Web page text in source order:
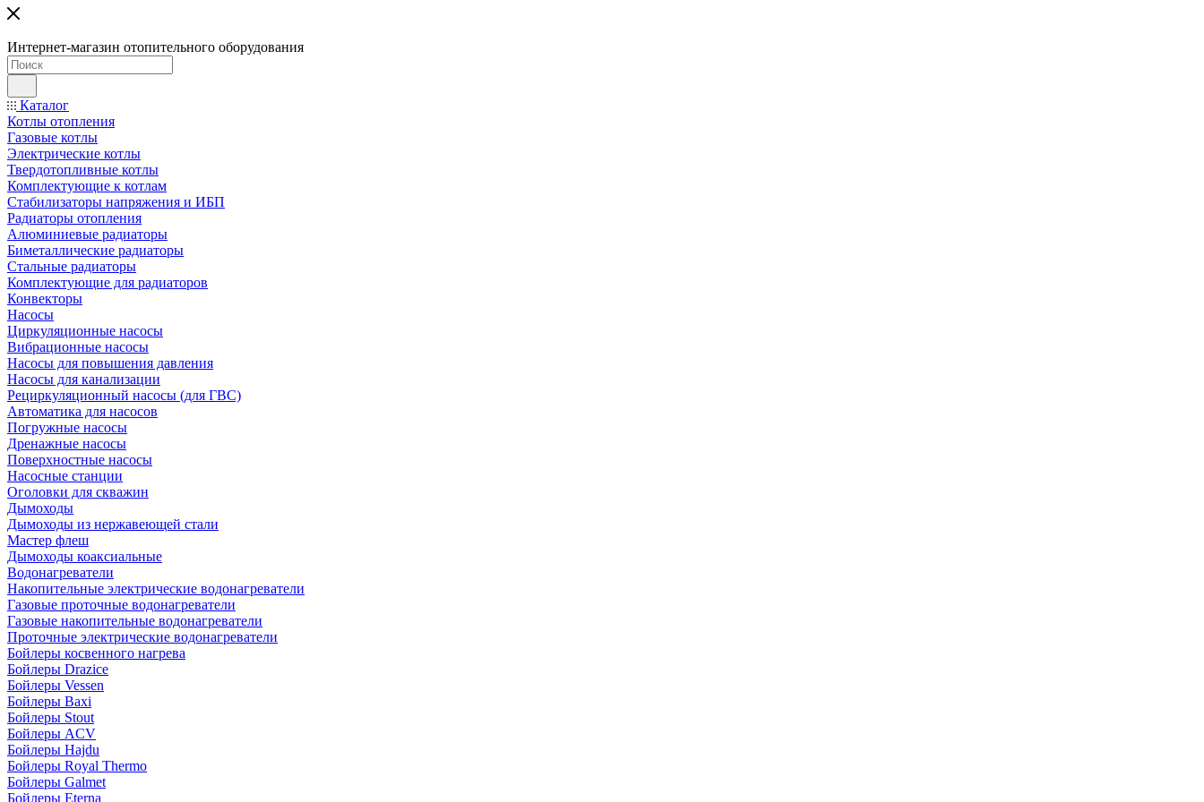
Интернет-магазин отопительного оборудования
Каталог
Котлы отопления
Газовые котлы
Электрические котлы
Твердотопливные котлы
Комплектующие к котлам
Стабилизаторы напряжения и ИБП
Радиаторы отопления
Алюминиевые радиаторы
Биметаллические радиаторы
Стальные радиаторы
Комплектующие для радиаторов
Конвекторы
Насосы
Циркуляционные насосы
Вибрационные насосы
Насосы для повышения давления
Насосы для канализации
Рециркуляционный насосы (для ГВС)
Автоматика для насосов
Погружные насосы
Дренажные насосы
Поверхностные насосы
Насосные станции
Оголовки для скважин
Дымоходы
Дымоходы из нержавеющей стали
Мастер флеш
Дымоходы коаксиальные
Водонагреватели
Накопительные электрические водонагреватели
Газовые проточные водонагреватели
Газовые накопительные водонагреватели
Проточные электрические водонагреватели
Бойлеры косвенного нагрева
Бойлеры Drazice
Бойлеры Vessen
Бойлеры Baxi
Бойлеры Stout
Бойлеры ACV
Бойлеры Hajdu
Бойлеры Royal Thermo
Бойлеры Galmet
Бойлеры Eterna